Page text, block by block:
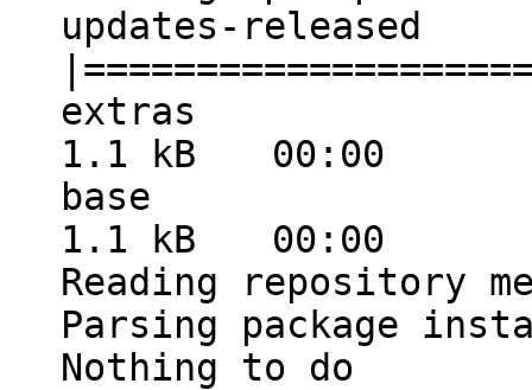
updates-
extras 100%
1.1 kB 00:00
base 100%
1.1 kB 00:00
Reading repository
Parsing package
Nothing to do